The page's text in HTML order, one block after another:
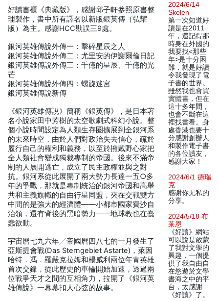
好讀書櫃《典藏版》，感謝邱子軒參照原書整
理製作，書中所有譯名以新版銀英傳（弘耀
版）為主。感謝HCC勘誤三9處。
銀河英雄傳說外傳一：擊碎星辰之人
銀河英雄傳說外傳二：尤里安的伊謝爾倫日記
銀河英雄傳說外傳三：千億的星辰、千億的光
芒
銀河英雄傳說外傳四：螺旋迷宮
銀河英雄傳說新傳
《銀河英雄傳說》簡稱《銀英傳》，是日本著
名小說家田中芳樹的太空歌劇式科幻小說。整
個小說時間設定為人類生存圈擴展到全銀河系
的未來時空，由於人們對政治失去信心，疏於
履行自己的權利和義務，以至於擁戴野心家把
全人類社會變成獨裁專制的帝國。後來不滿帝
制的人展開逃亡，成立了民主政權並與之對
抗。銀河系從此展開了兩大勢力長達一五○多
年的爭戰，那就是專制統治的銀河帝國和高舉
共和主義旗幟的自由行星同盟，夾在交戰雙方
中間的是強大的經濟體——小都市國家費沙自
治領，還有背後的黑暗勢力——地球教也在蠢
蠢欲動。
宇宙曆七九六年╱帝國曆四八七的一月發生了
亞斯提會戰(Das Sterngebiet Astarte)，萊因
哈特．馮．羅嚴克拉姆和楊威利兩位年青英雄
首次交鋒，從此歷史的車輪開始加速，透過兩
位戰爭天才之間的互相角力，拉開了《銀河英
雄傳說》一幕幕扣人心弦的故事。
2024/6/14
Skelen
第一次知道好
讀是在2011
年，還記得那
時身在外國的
我要找<那些
年>是十分困
難，就是好讀
令我發現了電
子書的世界。
雖然我也會買
實體書，但在
這十多年間，
也會不斷在這
裡找書看。身
處香港也要十
分感謝創辦人
和製作電子書
的各位讀友，
感謝大家！
2024/6/1 德瑞
克
感谢你无私的
分享。
2024/5/18 布
莱恩
《好讀》網站
可以說是啟蒙
了我對文學的
興趣，一個提
供了我自由自
在悠遊於文學
書海之中的平
台，太感謝
《好讀》了。